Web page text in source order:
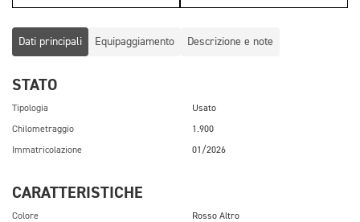
Dati principali Equipaggiamento Descrizione e note
STATO
Tipologia Usato
Chilometraggio 1.900
Immatricolazione 01/2026
CARATTERISTICHE
Colore Rosso Altro